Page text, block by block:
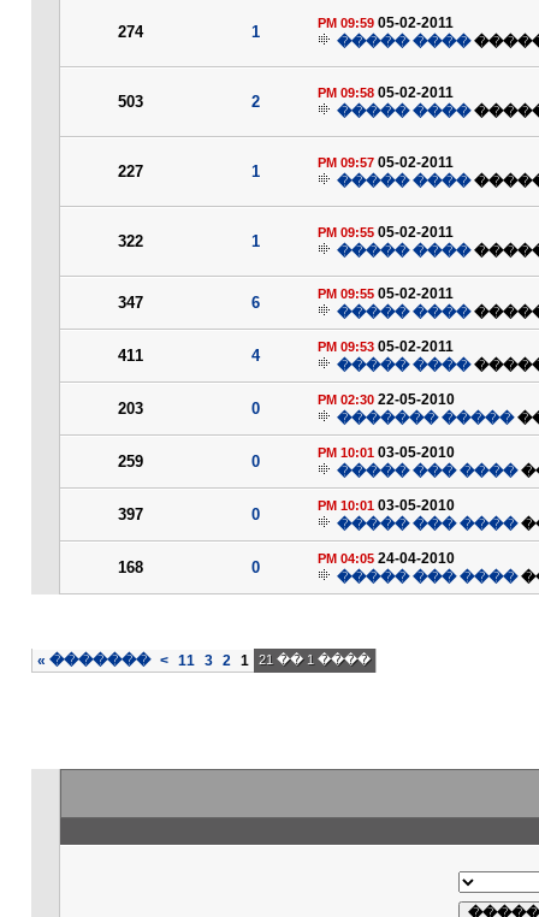
05-02-2011
09:59 PM
���� �����
1
274
05-02-2011
09:58 PM
���� �����
2
503
05-02-2011
09:57 PM
���� �����
1
227
05-02-2011
09:55 PM
���� �����
1
322
05-02-2011
09:55 PM
���� �����
6
347
05-02-2011
09:53 PM
���� �����
4
411
22-05-2010
02:30 PM
����� �������
0
203
03-05-2010
10:01 PM
���� ��� �����
0
259
03-05-2010
10:01 PM
���� ��� �����
0
397
24-04-2010
04:05 PM
���� ��� �����
0
168
���� 1 �� 21
1
2
3
11
>
�������
»